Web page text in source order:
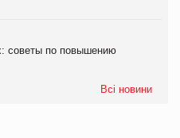
советы по повышению
Всі новини